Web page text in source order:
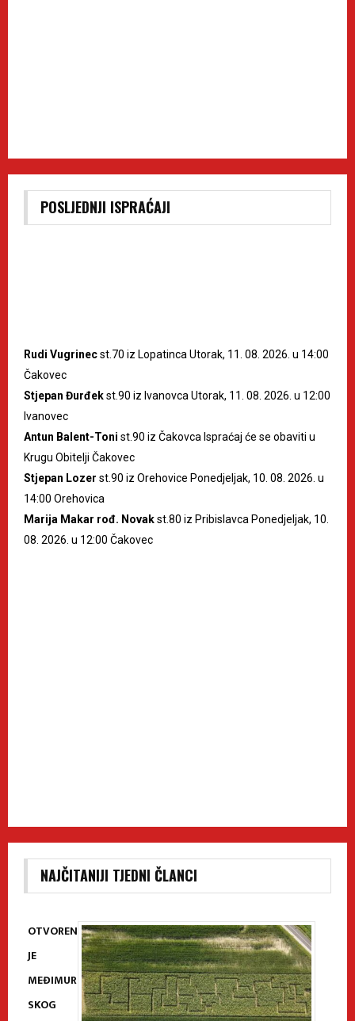
POSLJEDNJI ISPRAĆAJI
Rudi Vugrinecst.70 iz Lopatinca Utorak, 11. 08. 2026. u 14:00
Čakovec
Stjepan Đurđekst.90 iz Ivanovca Utorak, 11. 08. 2026. u 12:00
Ivanovec
Antun Balent-Toni st.90 iz Čakovca Ispraćaj će se obaviti u
Krugu Obitelji Čakovec
Stjepan Lozer st.90 iz Orehovice Ponedjeljak, 10. 08. 2026. u
14:00 Orehovica
Marija Makar rođ. Novakst.80 iz Pribislavca Ponedjeljak, 10.
08. 2026. u 12:00 Čakovec
NAJČITANIJI TJEDNI ČLANCI
OTVOREN
JE
MEĐIMUR
SKOG